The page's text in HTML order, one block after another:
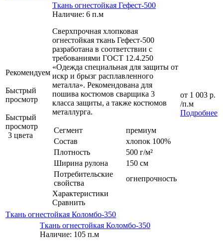
Рекомендуем
Быстрый
просмотр
Быстрый
просмотр
3 цвета
Ткань огнестойкая Гефест-500
Наличие: 6 п.м
Сверхпрочная хлопковая
огнестойкая ткань Гефест-500
разработана в соответствии с
требованиями ГОСТ 12.4.250
«Одежда специальная для защиты от
искр и брызг расплавленного
металла». Рекомендована для
пошива костюмов сварщика 3
класса защиты, а также костюмов
металлурга.
Сегмент
премиум
Состав
хлопок 100%
Плотность
500 г/м²
Ширина рулона
150 см
Потребительские
свойства
огнепрочность
Характеристики
Сравнить
от 1 003 р.
/п.м
Подробнее
Ткань огнестойкая Коломбо-350
Ткань огнестойкая Коломбо-350
Наличие: 105 п.м